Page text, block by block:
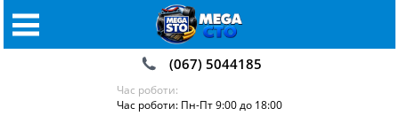
(067) 5044185
Час роботи:
Час роботи: Пн-Пт 9:00 до 18:00